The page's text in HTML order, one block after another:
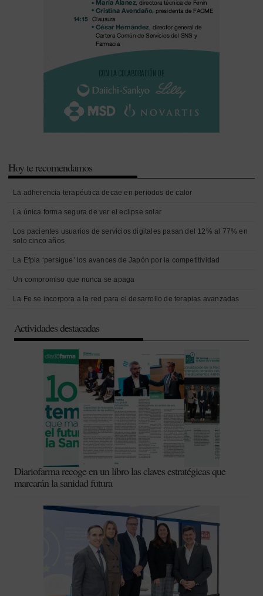
Hoy te recomendamos
La adherencia terapéutica decae en periodos de calor
La única forma segura de ver el eclipse solar
Los pacientes usuarios de servicios digitales pasan del 12% al 77% en
solo cinco años
La Efpia ‘persigue’ los avances de Japón por la competitividad
Un compromiso que nunca se apaga
La Fe se incorpora a la red para el desarrollo de terapias avanzadas
Actividades destacadas
Diariofarma recoge en un libro las claves estratégicas que
marcarán la sanidad futura